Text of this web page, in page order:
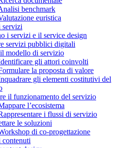
benchmark
euristica
servizi
i servizi e il service design
servizi pubblici digitali
modello di servizio
gli attori coinvolti
la proposta di valore
gli elementi costitutivi del
il funzionamento del servizio
l’ecosistema
i flussi di servizio
le soluzioni
di co-progettazione
contenuti